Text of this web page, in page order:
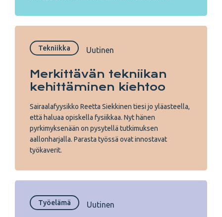
Tekniikka Uutinen
Merkittävän tekniikan
kehittäminen kiehtoo
Sairaalafyysikko Reetta Siekkinen tiesi jo yläasteella,
että haluaa opiskella fysiikkaa. Nyt hänen
pyrkimyksenään on pysytellä tutkimuksen
aallonharjalla. Parasta työssä ovat innostavat
työkaverit.
Työelämä Uutinen